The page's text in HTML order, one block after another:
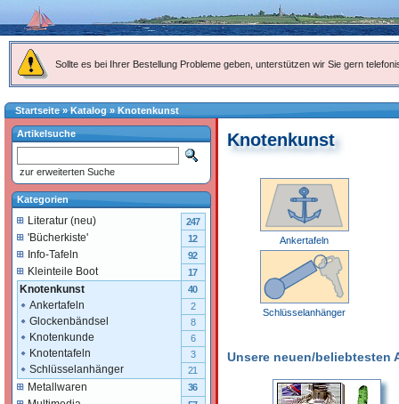
Sollte es bei Ihrer Bestellung Probleme geben, unterstützen wir Sie gern
Startseite»Katalog » Knotenkunst
Knotenkunst
Ankertafeln
Schlüsselanhänger
Unsere neuen/beliebtesten
Artikelsuche
zur erweiterten Suche
Kategorien
Literatur (neu) 247
'Bücherkiste' 12
Info-Tafeln 92
Kleinteile Boot 17
Knotenkunst 40
Ankertafeln 2
Glockenbändsel 8
Knotenkunde 6
Knotentafeln 3
Schlüsselanhänger 21
Metallwaren 36